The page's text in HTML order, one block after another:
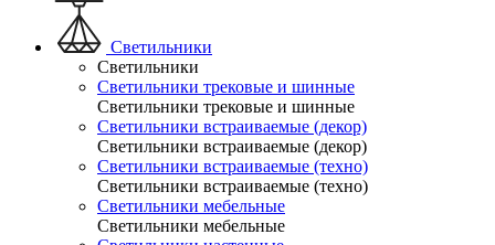
Светильники
Светильники
Светильники трековые и шинные
Светильники трековые и шинные
Светильники встраиваемые (декор)
Светильники встраиваемые (декор)
Светильники встраиваемые (техно)
Светильники встраиваемые (техно)
Светильники мебельные
Светильники мебельные